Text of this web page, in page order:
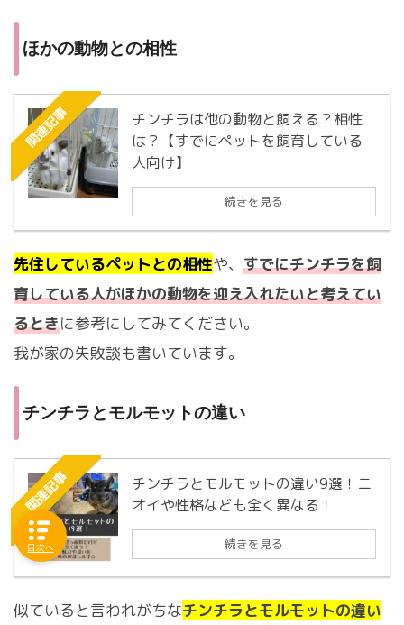
ほかの動物との相性
関連記事
チンチラは他の動物と飼える？相性
は？【すでにペットを飼育している
人向け】
続きを見る
先住しているペットとの相性や、 すでにチンチラを飼
育している人がほかの動物を迎え入れたいと考えてい
るときに参考にしてみてください。
我が家の失敗談も書いています。
チンチラとモルモットの違い
関連記事
チンチラとモルモットの違い9選！ニ
オイや性格なども全く異なる！
続きを見る
似ていると言われがちなチンチラとモルモットの違い
目次へ